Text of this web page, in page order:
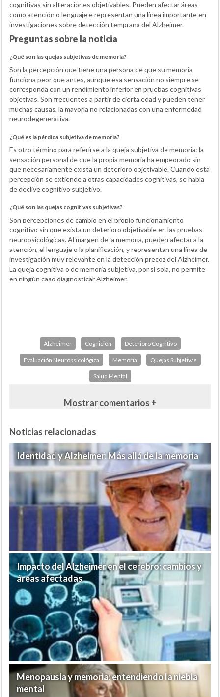
cognitivas sin alteraciones objetivables. Pueden afectar áreas
como atención o lenguaje e representan una línea importante en
investigaciones sobre detección temprana del Alzheimer.
Preguntas sobre la noticia
¿Qué son las quejas subjetivas de memoria?
Son la percepción que tiene una persona de que su memoria
funciona peor que antes, aunque esa sensación no siempre se
corresponda con un rendimiento inferior en pruebas cognitivas
objetivas. Son frecuentes a partir de cierta edad y pueden tener
muchas causas, la mayoría no relacionadas con una enfermedad
neurodegenerativa.
¿Qué es la pérdida subjetiva de memoria?
Es otro término para referirse a la queja subjetiva de memoria: la
sensación personal de que la propia memoria ha empeorado sin
que necesariamente exista un deterioro objetivable. Cuando esta
percepción se extiende a otras capacidades cognitivas, se habla
de declive cognitivo subjetivo.
¿Qué son las quejas cognitivas subjetivas?
Son percepciones de cambio en el propio funcionamiento
cognitivo sin que exista un deterioro objetivable en las pruebas
neuropsicológicas. Al margen de la memoria, pueden afectar a la
atención, el lenguaje o la planificación, y representan una línea de
investigación muy relevante en la detección precoz del Alzheimer.
La queja cognitiva o de memoria subjetiva, por sí sola, no permite
en ningún caso diagnosticar Alzheimer.
Alzheimer Cognición Deterioro Cognitivo
Evaluación Neuropsicológica Memoria Quejas Subjetivas
Salud Mental
Mostrar comentarios +
Noticias relacionadas
Identidad y Alzheimer: Más allá de la memoria
Impacto del Alzheimer en el cerebro: cambios y
áreas afectadas
Menopausia y memoria: entendiendo la niebla
mental